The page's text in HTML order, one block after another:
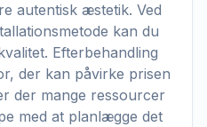
autentisk æstetik. Ved
kan du
Efterbehandling
der kan påvirke prisen
der mange ressourcer
med at planlægge det